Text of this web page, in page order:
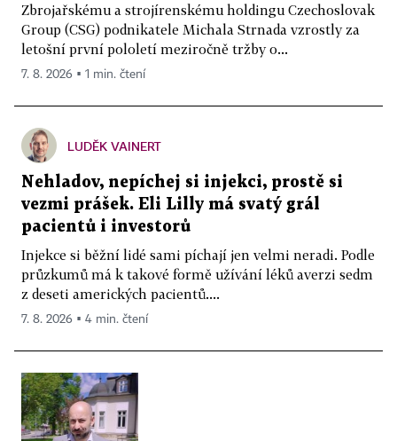
Zbrojařskému a strojírenskému holdingu Czechoslovak
Group (CSG) podnikatele Michala Strnada vzrostly za
letošní první pololetí meziročně tržby o...
7. 8. 2026 ▪ 1 min. čtení
LUDĚK VAINERT
Nehladov, nepíchej si injekci, prostě si
vezmi prášek. Eli Lilly má svatý grál
pacientů i investorů
Injekce si běžní lidé sami píchají jen velmi neradi. Podle
průzkumů má k takové formě užívání léků averzi sedm
z deseti amerických pacientů....
7. 8. 2026 ▪ 4 min. čtení